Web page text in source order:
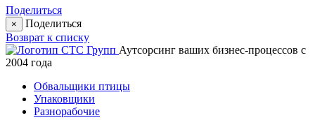
Поделиться
×
Поделиться
Возврат к списку
Аутсорсинг ваших бизнес-процессов с
2004 года
Обвальщики птицы
Упаковщики
Разнорабочие